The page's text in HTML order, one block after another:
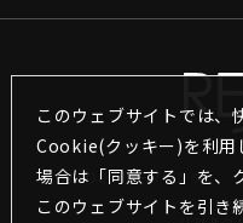
このウェブサイトでは、
Cookie(クッキー)を利用
場合は「同意する」を、
このウェブサイトを引き
RESOLグループリンク